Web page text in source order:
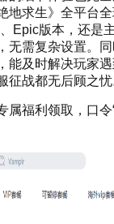
地求生》全平台
Epic版本，还是
无需复杂设置。
能及时解决玩家遇
征战都无后顾之忧
属福利领取，口令